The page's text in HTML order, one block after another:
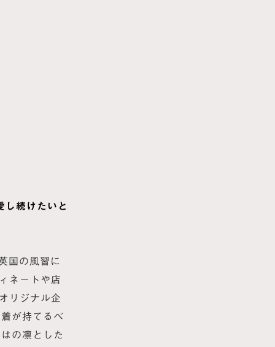
続けたいと
国の風習に
ネートや店
リジナル企
が持てるベ
の凛とした